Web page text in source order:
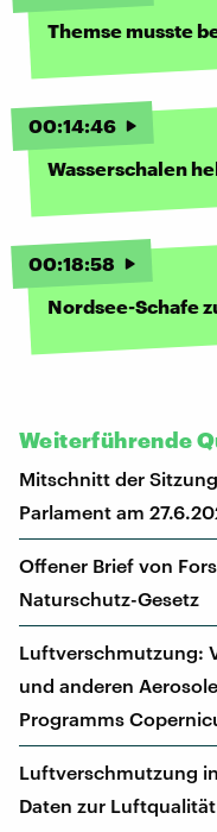
Themse musste
00:14:46
Wasserschalen
00:18:58
Nordsee-Schafe
Weiterführende
Mitschnitt der
Parlament am
Offener Brief von
Naturschutz-Gesetz
Luftverschmutzung:
und anderen
Programms
Luftverschmutzung
Daten zur Luftqualität